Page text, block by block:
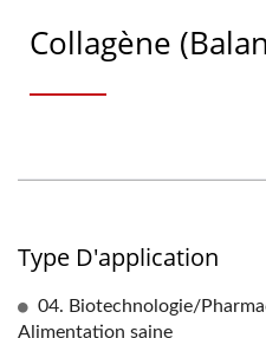
Collagène
Type D'application
04. Biotechnologie/
Alimentation saine